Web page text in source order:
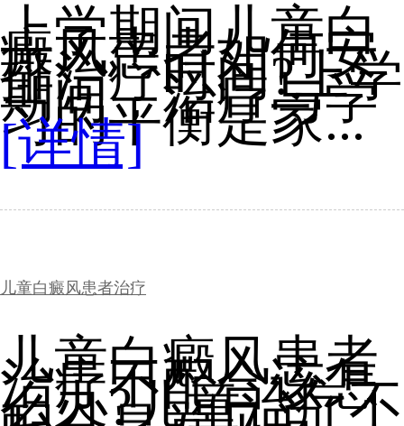
上学期间儿童白
癜风患者如何安
排治疗时间?上学
期间，治疗与学
习的平衡是家...
[详情]
儿童白癜风患者治疗
儿童白癜风患者
治疗不配合该怎
么办?儿童治疗不